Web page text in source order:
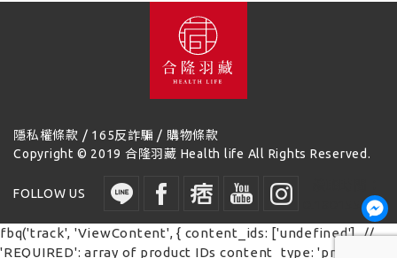
隱私權條款 / 165反詐騙 / 購物條款
Copyright © 2019 合隆羽藏 Health life All Rights Reserved.
FOLLOW US
0.180155 秒
fbq('track', 'ViewContent', { content_ids: ['undefined'], //
'REQUIRED': array of product IDs content_type: 'product', //